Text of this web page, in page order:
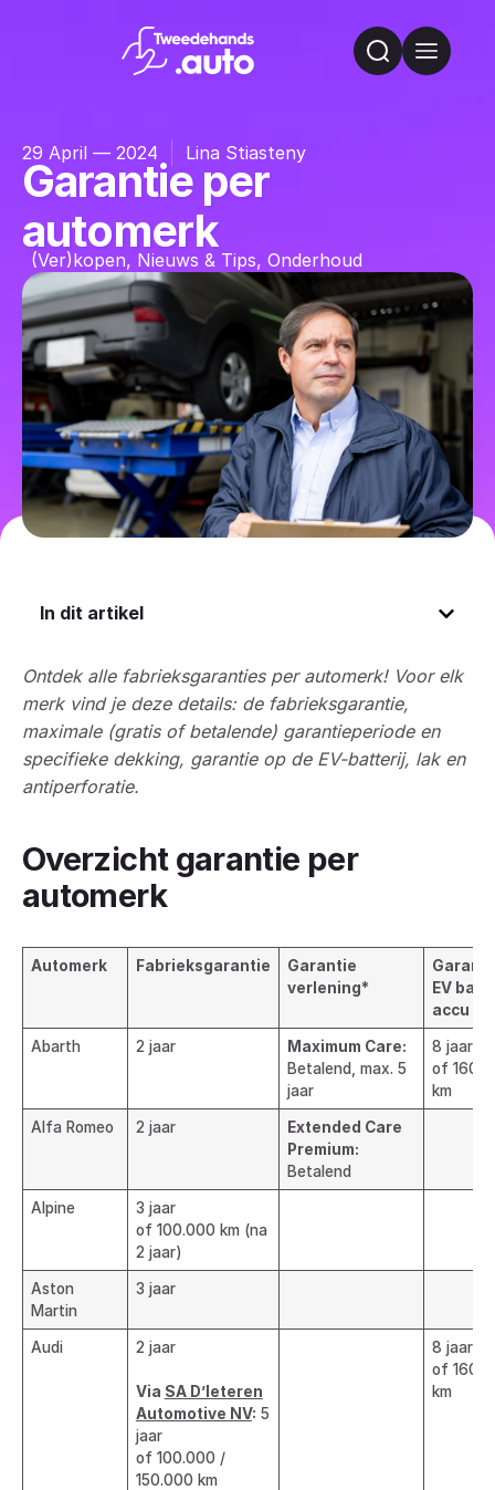
29 April — 2024 Lina Stiasteny
Garantie per
automerk
(Ver)kopen, Nieuws & Tips, Onderhoud
Ontdek alle fabrieksgaranties per automerk! Voor elk
merk vind je deze details: de fabrieksgarantie,
maximale (gratis of betalende) garantieperiode en
specifieke dekking, garantie op de EV-batterij, lak en
antiperforatie.
Overzicht garantie per
automerk
Automerk Fabrieksgarantie
Garantie
verlening*
EV
accu
Abarth 2 jaar
Maximum Care:
Betalend, max. 5
jaar
8 jaar
of
km
Alfa Romeo 2 jaar
Extended Care
Premium:
Betalend
Alpine
3 jaar
of 100.000 km (na
2 jaar)
Aston
Martin
3 jaar
Audi 2 jaar
Via SA D’leteren
Automotive NV: 5
jaar
of 100.000 /
150.000 km
8 jaar
of
km
In dit artikel